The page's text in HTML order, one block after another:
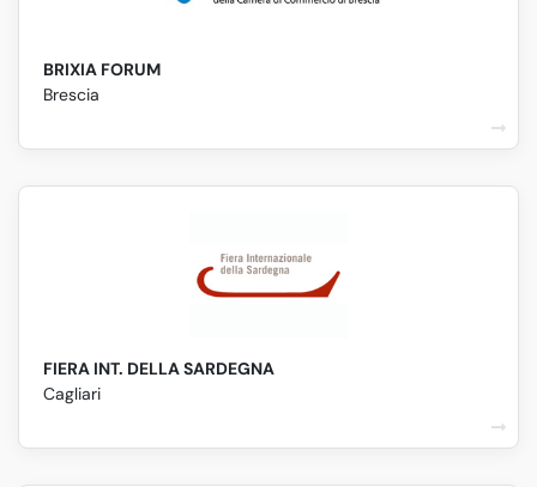
BRIXIA FORUM
Brescia
FIERA INT. DELLA SARDEGNA
Cagliari